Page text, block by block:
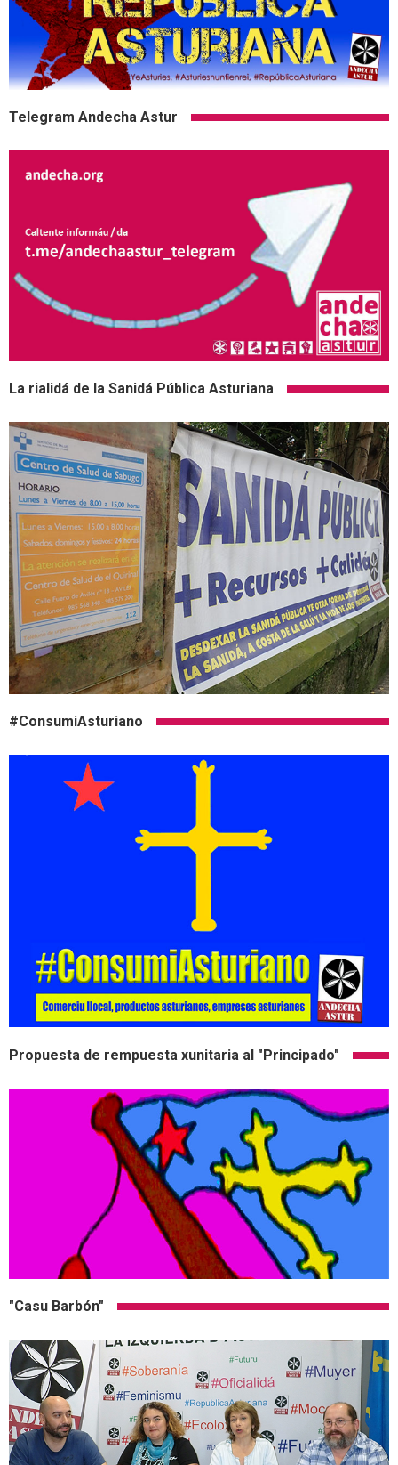
Telegram Andecha Astur
La rialidá de la Sanidá Pública Asturiana
#ConsumiAsturiano
Propuesta de rempuesta xunitaria al "Principado"
"Casu Barbón"